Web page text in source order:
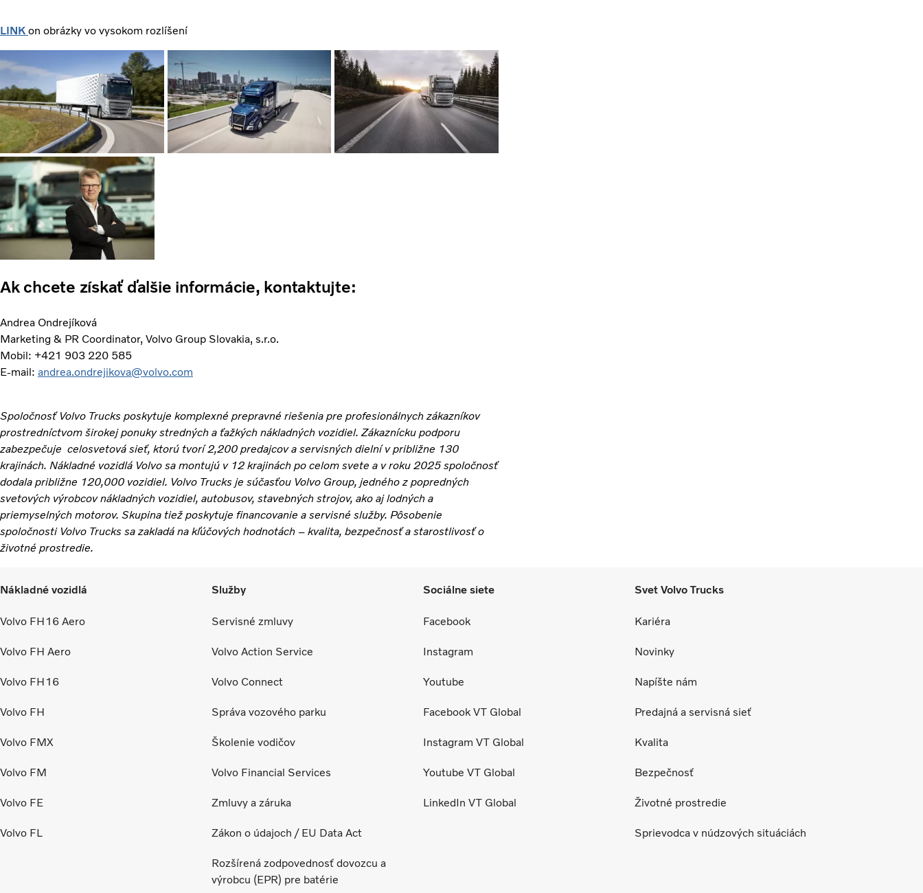
LINK on obrázky vo vysokom rozlíšení
Ak chcete získať ďalšie informácie, kontaktujte:
Andrea Ondrejíková
Marketing & PR Coordinator, Volvo Group Slovakia, s.r.o.
Mobil: +421 903 220 585
E-mail: andrea.ondrejikova@volvo.com
Spoločnosť Volvo Trucks poskytuje komplexné prepravné riešenia pre profesionálnych zákazníkov
prostredníctvom širokej ponuky stredných a ťažkých nákladných vozidiel. Zákaznícku podporu
zabezpečuje celosvetová sieť, ktorú tvorí 2,200 predajcov a servisných dielní v približne 130
krajinách. Nákladné vozidlá Volvo sa montujú v 12 krajinách po celom svete a v roku 2025 spoločnosť
dodala približne 120,000 vozidiel. Volvo Trucks je súčasťou Volvo Group, jedného z popredných
svetových výrobcov nákladných vozidiel, autobusov, stavebných strojov, ako aj lodných a
priemyselných motorov. Skupina tiež poskytuje financovanie a servisné služby. Pôsobenie
spoločnosti Volvo Trucks sa zakladá na kľúčových hodnotách – kvalita, bezpečnosť a starostlivosť o
životné prostredie.
Nákladné vozidlá
Volvo FH16 Aero
Volvo FH Aero
Volvo FH16
Volvo FH
Volvo FMX
Volvo FM
Volvo FE
Volvo FL
Služby
Servisné zmluvy
Volvo Action Service
Volvo Connect
Správa vozového parku
Školenie vodičov
Volvo Financial Services
Zmluvy a záruka
Zákon o údajoch / EU Data Act
Rozšírená zodpovednosť dovozcu a
výrobcu (EPR) pre batérie
Sociálne siete
Facebook
Instagram
Youtube
Facebook VT Global
Instagram VT Global
Youtube VT Global
LinkedIn VT Global
Svet Volvo Trucks
Kariéra
Novinky
Napíšte nám
Predajná a servisná sieť
Kvalita
Bezpečnosť
Životné prostredie
Sprievodca v núdzových situáciách